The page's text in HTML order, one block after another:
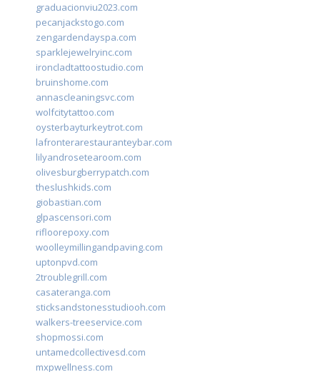
graduacionviu2023.com
pecanjackstogo.com
zengardendayspa.com
sparklejewelryinc.com
ironcladtattoostudio.com
bruinshome.com
annascleaningsvc.com
wolfcitytattoo.com
oysterbayturkeytrot.com
lafronterarestauranteybar.com
lilyandrosetearoom.com
olivesburgberrypatch.com
theslushkids.com
giobastian.com
glpascensori.com
rifloorepoxy.com
woolleymillingandpaving.com
uptonpvd.com
2troublegrill.com
casateranga.com
sticksandstonesstudiooh.com
walkers-treeservice.com
shopmossi.com
untamedcollectivesd.com
mxpwellness.com